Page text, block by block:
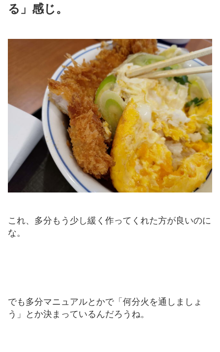
る」感じ。
これ、多分もう少し緩く作ってくれた方が良いのに
な。
でも多分マニュアルとかで「何分火を通しましょ
う」とか決まっているんだろうね。